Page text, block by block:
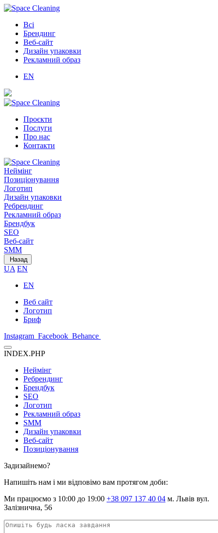
Всі
Брендинг
Веб-сайт
Дизайн упаковки
Рекламний образ
EN
Проєкти
Послуги
Про нас
Контакти
Неймінг
Позиціонування
Логотип
Дизайн упаковки
Ребрендинг
Рекламний образ
Брендбук
SEO
Веб-сайт
SMM
Назад
UA EN
EN
Веб сайт
Логотип
Бриф
Instagram Facebook Behance
INDEX.PHP
Неймінг
Ребрендинг
Брендбук
SEO
Логотип
Рекламний образ
SMM
Дизайн упаковки
Веб-сайт
Позиціонування
Задизайнемо?
Напишіть нам і ми відповімо вам протягом доби:
Ми працюємо з 10:00 до 19:00 +38 097 137 40 04 м. Львів вул.
Залізнична, 56